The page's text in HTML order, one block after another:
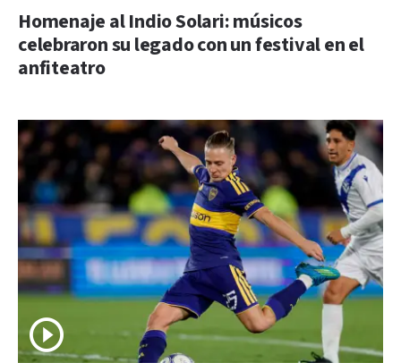
Homenaje al Indio Solari: músicos
celebraron su legado con un festival en el
anfiteatro